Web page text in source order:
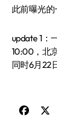
此前曝光
update 1：
10:00，北
同时6月22